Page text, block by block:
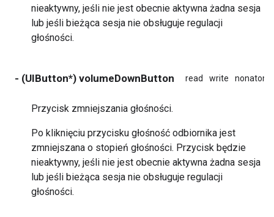
nieaktywny, jeśli nie jest obecnie aktywna żadna sesja
lub jeśli bieżąca sesja nie obsługuje regulacji
głośności.
- (UIButton*) volumeDownButton read write
Przycisk zmniejszania głośności.
Po kliknięciu przycisku głośność odbiornika jest
zmniejszana o stopień głośności. Przycisk będzie
nieaktywny, jeśli nie jest obecnie aktywna żadna sesja
lub jeśli bieżąca sesja nie obsługuje regulacji
głośności.